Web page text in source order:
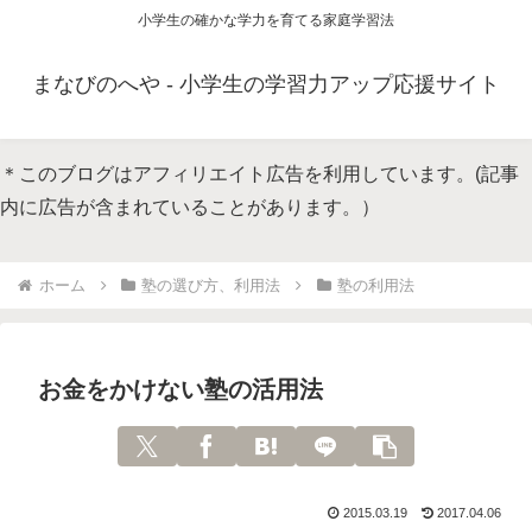
小学生の確かな学力を育てる家庭学習法
まなびのへや - 小学生の学習力アップ応援サイト
＊このブログはアフィリエイト広告を利用しています。(記事
内に広告が含まれていることがあります。）
ホーム 塾の選び方、利用法 塾の利用法
お金をかけない塾の活用法
2015.03.19 2017.04.06